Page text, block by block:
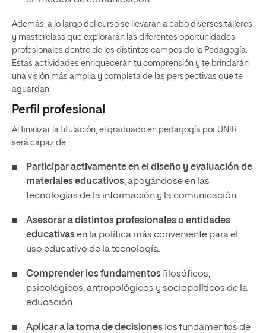
Además, a lo largo del curso se llevarán a cabo diversos talleres
y masterclass que explorarán las diferentes oportunidades
profesionales dentro de los distintos campos de la Pedagogía.
Estas actividades enriquecerán tu comprensión y te brindarán
una visión más amplia y completa de las perspectivas que te
aguardan.
Perfil profesional
Al finalizar la titulación, el graduado en pedagogía por UNIR
será capaz de:
Participar activamente en el diseño y evaluación de
materiales educativos, apoyándose en las
tecnologías de la información y la comunicación.
Asesorar a distintos profesionales o entidades
educativasen la política más conveniente para el
uso educativo de la tecnología.
Comprender los fundamentosfilosóficos,
psicológicos, antropológicos y sociopolíticos de la
educación.
Aplicar a la toma de decisiones los fundamentos de